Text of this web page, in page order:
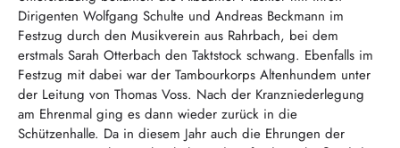
Dirigenten Wolfgang Schulte und Andreas Beckmann im
Festzug durch den Musikverein aus Rahrbach, bei dem
erstmals Sarah Otterbach den Taktstock schwang. Ebenfalls im
Festzug mit dabei war der Tambourkorps Altenhundem unter
der Leitung von Thomas Voss. Nach der Kranzniederlegung
am Ehrenmal ging es dann wieder zurück in die
Schützenhalle. Da in diesem Jahr auch die Ehrungen der